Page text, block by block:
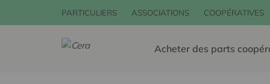
PARTICULIERS ASSOCIATIONS COOPÉRATIVES
Acheter des parts